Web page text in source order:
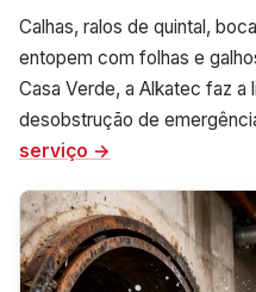
Calhas, ralos de quintal,
entopem com folhas e
Casa Verde, a Alkatec faz a
desobstrução de
serviço →